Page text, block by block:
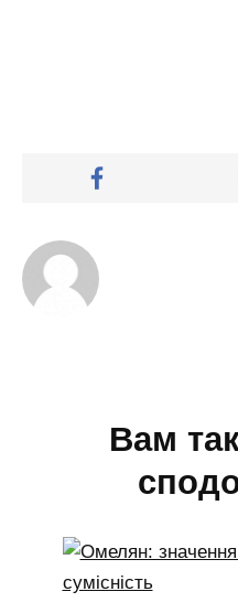
Вам